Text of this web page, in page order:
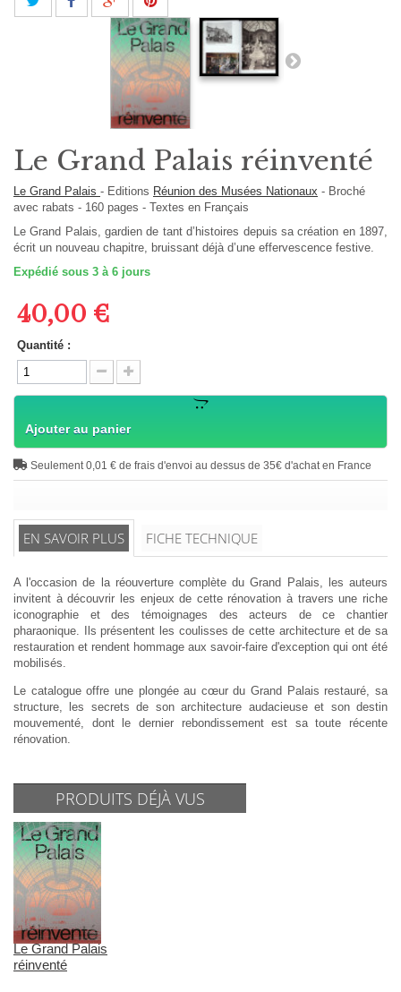
Le Grand Palais réinventé
Le Grand Palais - Editions Réunion des Musées Nationaux - Broché
avec rabats - 160 pages - Textes en Français
Le Grand Palais, gardien de tant d’histoires depuis sa création en 1897,
écrit un nouveau chapitre, bruissant déjà d’une effervescence festive.
Expédié sous 3 à 6 jours
40,00 €
Quantité :
Ajouter au panier
Seulement 0,01 € de frais d'envoi au dessus de 35€ d'achat en France
EN SAVOIR PLUS FICHE TECHNIQUE
A l'occasion de la réouverture complète du Grand Palais, les auteurs
invitent à découvrir les enjeux de cette rénovation à travers une riche
iconographie et des témoignages des acteurs de ce chantier
pharaonique. Ils présentent les coulisses de cette architecture et de sa
restauration et rendent hommage aux savoir-faire d'exception qui ont été
mobilisés.
Le catalogue offre une plongée au cœur du Grand Palais restauré, sa
structure, les secrets de son architecture audacieuse et son destin
mouvementé, dont le dernier rebondissement est sa toute récente
rénovation.
PRODUITS DÉJÀ VUS
Le Grand Palais
réinventé